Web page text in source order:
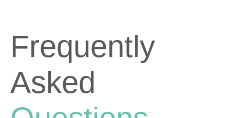
Frequently
Asked